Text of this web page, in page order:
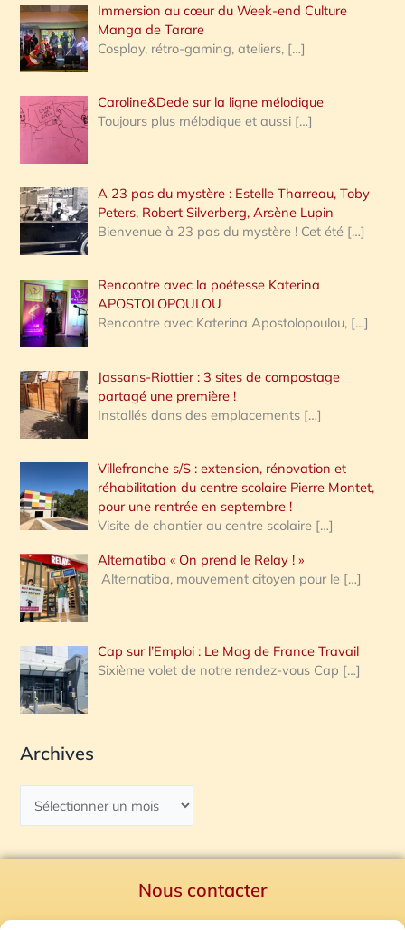
:
Immersion au cœur du Week-end Culture
Manga de Tarare
Cosplay, rétro-gaming, ateliers, […]
Caroline&Dede sur la ligne mélodique
Toujours plus mélodique et aussi […]
A 23 pas du mystère : Estelle Tharreau, Toby
Peters, Robert Silverberg, Arsène Lupin
Bienvenue à 23 pas du mystère ! Cet été […]
Rencontre avec la poétesse Katerina
APOSTOLOPOULOU
Rencontre avec Katerina Apostolopoulou, […]
Jassans-Riottier : 3 sites de compostage
partagé une première !
Installés dans des emplacements […]
Villefranche s/S : extension, rénovation et
réhabilitation du centre scolaire Pierre Montet,
pour une rentrée en septembre !
Visite de chantier au centre scolaire […]
Alternatiba « On prend le Relay ! »
Alternatiba, mouvement citoyen pour le […]
Cap sur l’Emploi : Le Mag de France Travail
Sixième volet de notre rendez-vous Cap […]
Archives
Nous contacter